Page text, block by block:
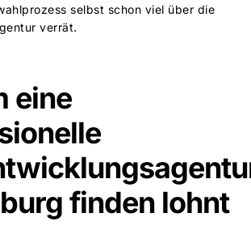
selbst schon viel über die
verrät.
eine
finden lohnt